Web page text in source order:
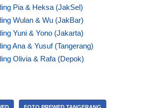
Pia & Heksa (JakSel)
Wulan & Wu (JakBar)
Yuni & Yono (Jakarta)
Ana & Yusuf (Tangerang)
Olivia & Rafa (Depok)